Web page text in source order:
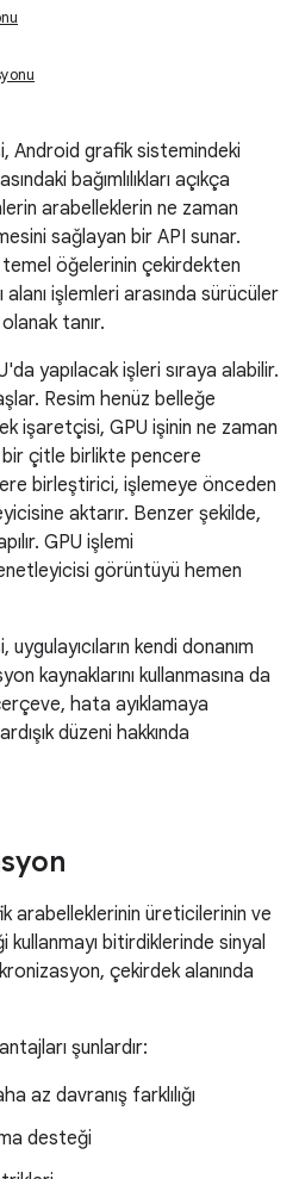
Android grafik sistemindeki
bağımlılıkları açıkça
arabelleklerin ne zaman
sağlayan bir API sunar.
öğelerinin çekirdekten
alanı işlemleri arasında sürücüler
tanır.
yapılacak işleri sıraya alabilir.
Resim henüz belleğe
işaretçisi, GPU işinin ne zaman
bir çitle birlikte pencere
birleştirici, işlemeye önceden
aktarır. Benzer şekilde,
GPU işlemi
görüntüyü hemen
kendi donanım
kaynaklarını kullanmasına da
hata ayıklamaya
düzeni hakkında
arabelleklerinin üreticilerinin ve
bitirdiklerinde sinyal
çekirdek alanında
şunlardır:
az davranış farklılığı
desteği